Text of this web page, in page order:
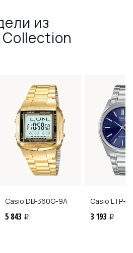
из
Casio DB-360G-9A
5 843 i
Casio LTP-
3 193 i